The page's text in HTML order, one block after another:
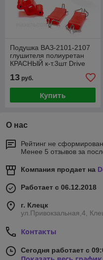
Подушка ВАЗ-2101-2107
глушителя полиуретан
КРАСНЫЙ к-т.3шт Drive
13 руб.
Купить
О нас
Рейтинг не сформирован
Менее 5 отзывов за
Компания продает на
Работает с 06.12.2018
г. Клецк
ул.Привокзальная,4,
Контакты
Сегодня работает с